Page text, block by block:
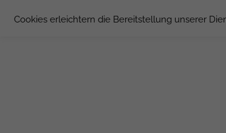
InhaltCookies erleichtern die Bereitstellung unserer